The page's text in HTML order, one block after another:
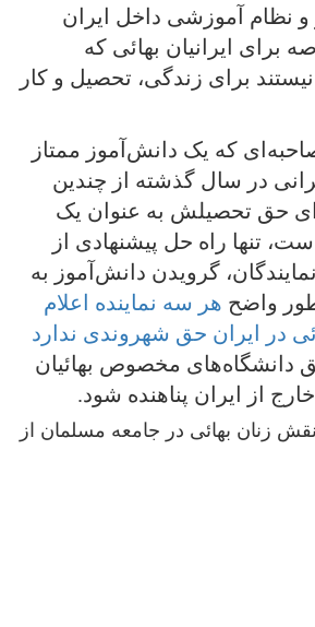
و نظام آموزشی داخل ایران
برای ایرانیان بهائی که
برای زندگی‌، تحصیل و کار
که یک دانش‌آموز ممتاز
در سال گذشته از چندین
حق تحصیلش به عنوان یک
تنها راه حل پیشنهادی از
گرویدن دانش‌آموز به
واضح هر سه نماینده اعلام
در ایران حق شهروندی ندارد
دانشگاه‌های مخصوص بهائیان
از ایران پناهنده شود.
زنان بهائی در جامعه مسلمان از